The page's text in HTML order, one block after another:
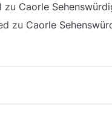
zu Caorle
zu Caorle